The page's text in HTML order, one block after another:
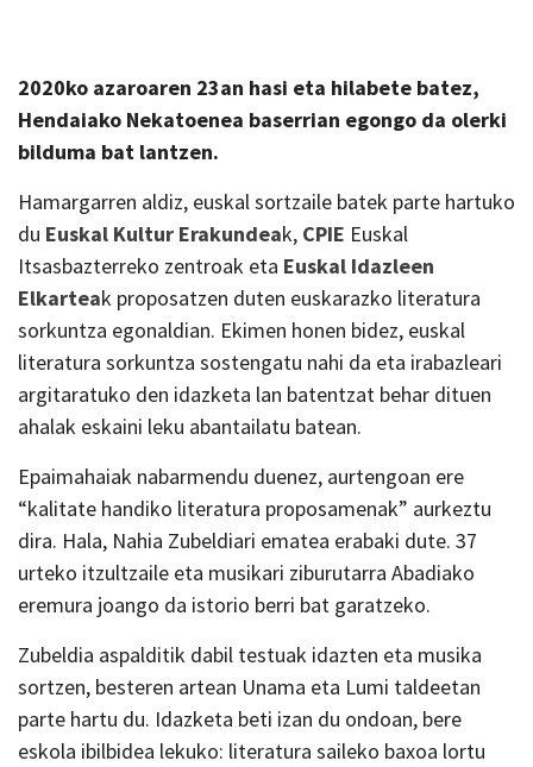
2020ko azaroaren 23an hasi eta hilabete batez,
Hendaiako Nekatoenea baserrian egongo da olerki
bilduma bat lantzen.
Hamargarren aldiz, euskal sortzaile batek parte hartuko
du Euskal Kultur Erakundeak, CPIE Euskal
Itsasbazterreko zentroak eta Euskal Idazleen
Elkarteak proposatzen duten euskarazko literatura
sorkuntza egonaldian. Ekimen honen bidez, euskal
literatura sorkuntza sostengatu nahi da eta irabazleari
argitaratuko den idazketa lan batentzat behar dituen
ahalak eskaini leku abantailatu batean.
Epaimahaiak nabarmendu duenez, aurtengoan ere
“kalitate handiko literatura proposamenak” aurkeztu
dira. Hala, Nahia Zubeldiari ematea erabaki dute. 37
urteko itzultzaile eta musikari ziburutarra Abadiako
eremura joango da istorio berri bat garatzeko.
Zubeldia aspalditik dabil testuak idazten eta musika
sortzen, besteren artean Unama eta Lumi taldeetan
parte hartu du. Idazketa beti izan du ondoan, bere
eskola ibilbidea lekuko: literatura saileko baxoa lortu